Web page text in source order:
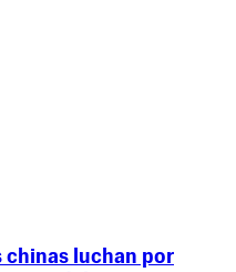
chinas luchan por